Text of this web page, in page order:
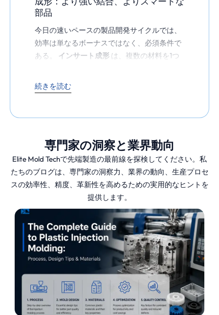
部品
今日の速いペースの製品開発サイクルでは、
効率は単なるボーナスではなく、必須条件で
ある。 インサート成形 は、複数の材料を1つ
ーカーに提供し、時間の節約、組み立ての削
減、信頼性の向上を実現します。において
ート成形のすべてのプロジェクトに、比類の
供しています。
プラスチックハウジングへの金属ねじの埋め
込みや、構造部品への電子部品の接着など、
どのようなニーズにも、厳しい仕様を満たす
耐久性のある結果をお届けします。
インサート成形と
は？
インサート成形は特殊なものである。射出成
続きを読む
専門家の洞察と業界動向
Elite Mold Techで先端製造の最前線を探検してください。私
たちのブログは、専門家の洞察力、業界の動向、生産プロセ
スの効率性、精度、革新性を高めるための実用的なヒントを
提供します。